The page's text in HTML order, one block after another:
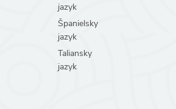
jazyk
Španielsky
jazyk
Taliansky
jazyk